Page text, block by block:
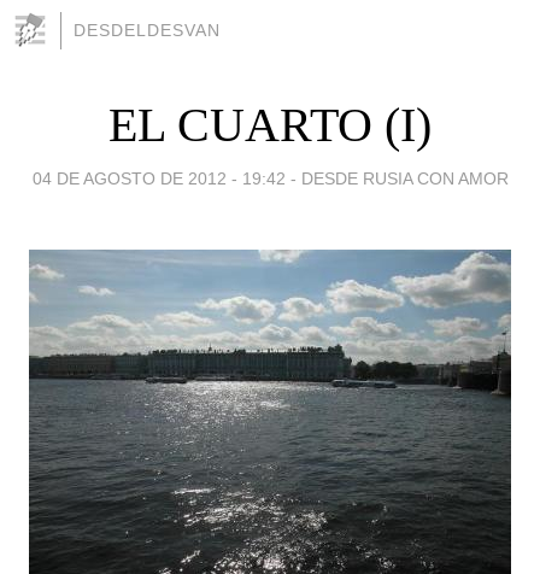
DESDELDESVAN
EL CUARTO (I)
04 DE AGOSTO DE 2012 - 19:42 - DESDE RUSIA CON AMOR